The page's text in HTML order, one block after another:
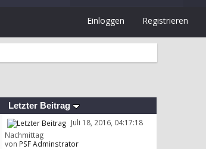
Einloggen Registrieren
Letzter Beitrag
Juli 18, 2016, 04:17:18
Nachmittag
von PSF Adminstrator